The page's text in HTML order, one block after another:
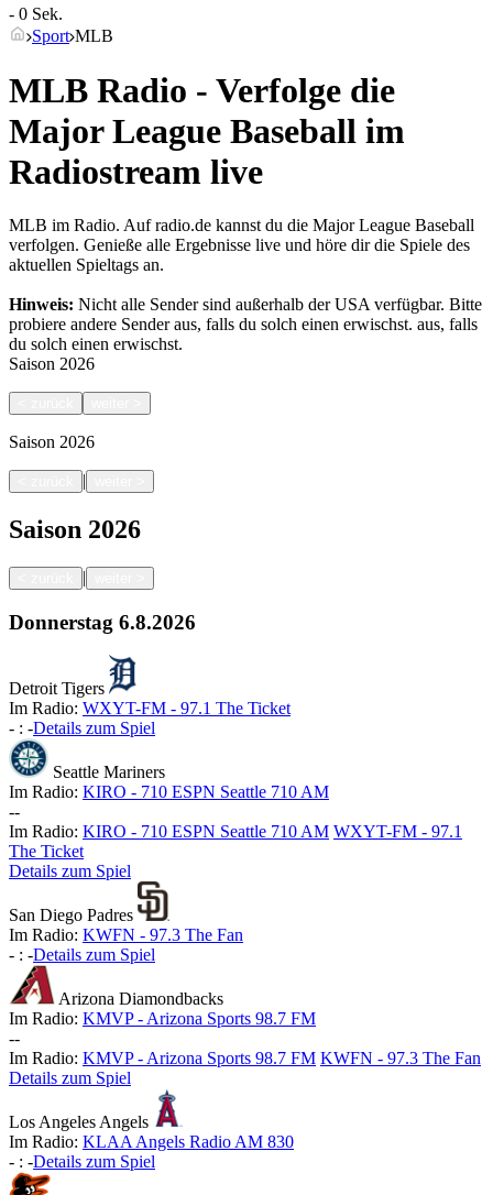
- 0 Sek.
Sport MLB
MLB Radio - Verfolge die
Major League Baseball im
Radiostream live
MLB im Radio. Auf radio.de kannst du die Major League Baseball
verfolgen. Genieße alle Ergebnisse live und höre dir die Spiele des
aktuellen Spieltags an.
Hinweis: Nicht alle Sender sind außerhalb der USA verfügbar. Bitte
probiere andere Sender aus, falls du solch einen erwischst. aus, falls
du solch einen erwischst.
Saison 2026
Saison 2026
|
Saison 2026
|
Donnerstag 6.8.2026
Detroit Tigers
Im Radio: WXYT-FM - 97.1 The Ticket
- : -Details zum Spiel
Seattle Mariners
Im Radio: KIRO - 710 ESPN Seattle 710 AM
--
Im Radio: KIRO - 710 ESPN Seattle 710 AM WXYT-FM - 97.1
The Ticket
Details zum Spiel
San Diego Padres
Im Radio: KWFN - 97.3 The Fan
- : -Details zum Spiel
Arizona Diamondbacks
Im Radio: KMVP - Arizona Sports 98.7 FM
--
Im Radio: KMVP - Arizona Sports 98.7 FM KWFN - 97.3 The Fan
Details zum Spiel
Los Angeles Angels
Im Radio: KLAA Angels Radio AM 830
- : -Details zum Spiel